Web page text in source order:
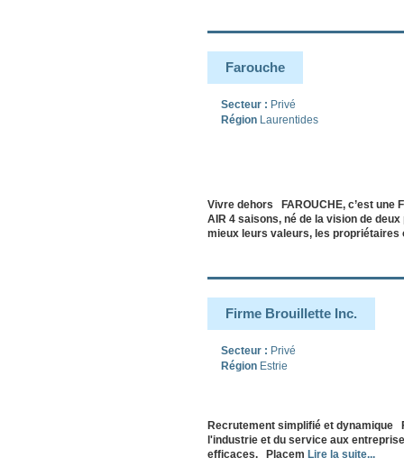
Farouche
Secteur : Privé
Région Laurentides
Vivre dehors FAROUCHE, c’est une
AIR 4 saisons, né de la vision de
mieux leurs valeurs, les propriétaires
Firme Brouillette Inc.
Secteur : Privé
Région Estrie
Recrutement simplifié et dynamique
l'industrie et du service aux
efficaces. Placem Lire la suite...